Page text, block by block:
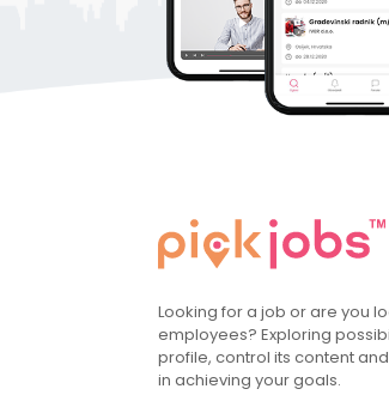
Looking for a job or are you
employees? Exploring
profile, control its content
in achieving your goals.